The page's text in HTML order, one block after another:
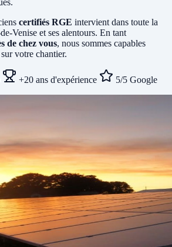
certifiés RGE intervient dans toute la
Venise et ses alentours. En tant
de chez vous, nous sommes capables
votre chantier.
+20 ans d'expérience 5/5 Google